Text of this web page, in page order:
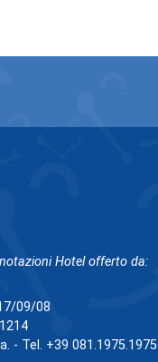
Hotel offerto da:
09/08
- Tel. +39 081.1975.1975